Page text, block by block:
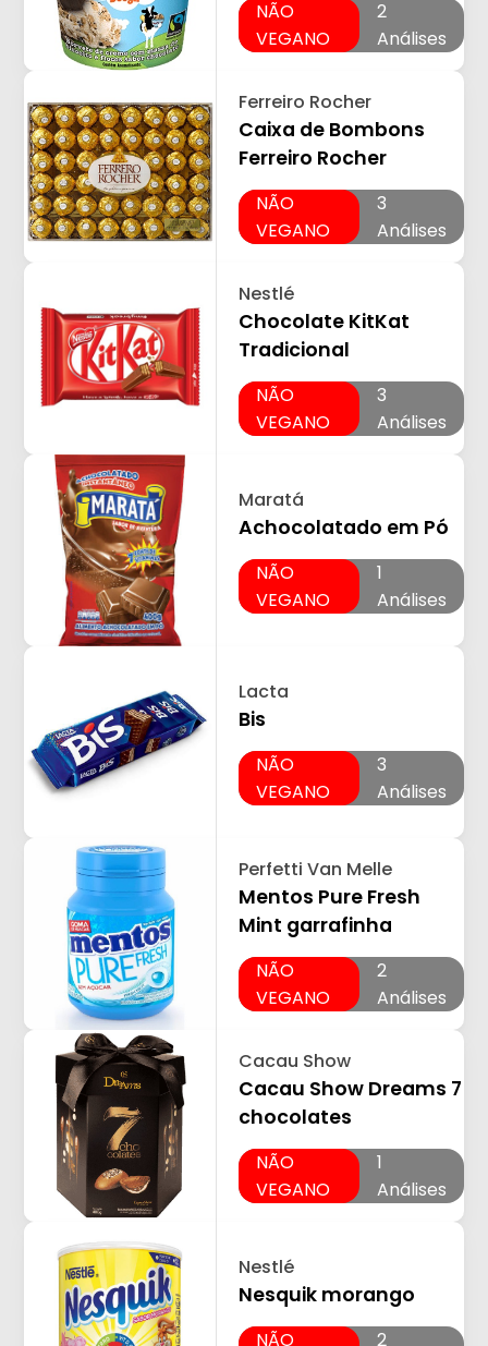
NÃO
VEGANO
2
Análises
Ferreiro Rocher
Caixa de Bombons
Ferreiro Rocher
NÃO
VEGANO
3
Análises
Nestlé
Chocolate KitKat
Tradicional
NÃO
VEGANO
3
Análises
Maratá
Achocolatado em Pó
NÃO
VEGANO
1
Análises
Lacta
Bis
NÃO
VEGANO
3
Análises
Perfetti Van Melle
Mentos Pure Fresh
Mint garrafinha
NÃO
VEGANO
2
Análises
Cacau Show
Cacau Show Dreams 7
chocolates
NÃO
VEGANO
1
Análises
Nestlé
Nesquik morango
NÃO 2